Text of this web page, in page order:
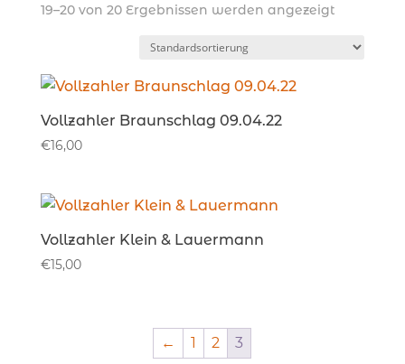
19–20 von 20 Ergebnissen werden angezeigt
Vollzahler Braunschlag 09.04.22
€16,00
Vollzahler Klein & Lauermann
€15,00
← 1 2 3